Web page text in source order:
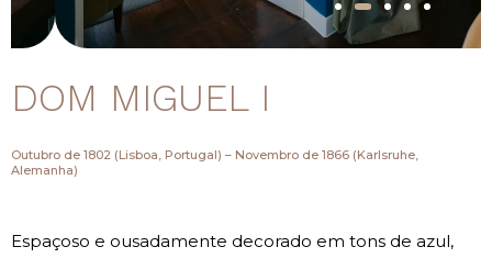
DOM MIGUEL I
Outubro de 1802 (Lisboa, Portugal) – Novembro de 1866 (Karlsruhe,
Alemanha)
Espaçoso e ousadamente decorado em tons de azul,